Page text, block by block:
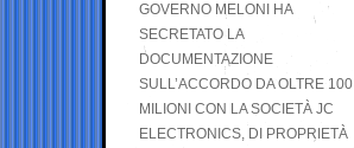
GOVERNO MELONI HA
SECRETATO LA
DOCUMENTAZIONE
SULL’ACCORDO DA OLTRE 100
MILIONI CON LA SOCIETÀ JC
ELECTRONICS, DI PROPRIETÀ